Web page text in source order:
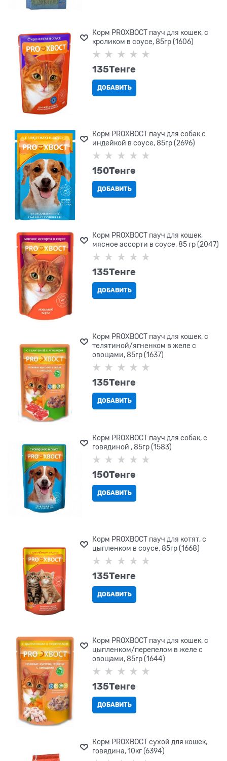
Корм PROХВОСТ пауч для кошек, с
кроликом в соусе, 85гр (1606)
135Tенге
ДОБАВИТЬ
Корм PROХВОСТ пауч для собак с
индейкой в соусе, 85гр (2696)
150Tенге
ДОБАВИТЬ
Корм PROХВОСТ пауч для кошек,
мясное ассорти в соусе, 85 гр (2047)
135Tенге
ДОБАВИТЬ
Корм PROХВОСТ пауч для кошек, с
телятиной/ягненком в желе с
овощами, 85гр (1637)
135Tенге
ДОБАВИТЬ
Корм PROХВОСТ пауч для собак, с
говядиной , 85гр (1583)
150Tенге
ДОБАВИТЬ
Корм PROХВОСТ пауч для котят, с
цыпленком в соусе, 85гр (1668)
135Tенге
ДОБАВИТЬ
Корм PROХВОСТ пауч для кошек, с
цыпленком/перепелом в желе с
овощами, 85гр (1644)
135Tенге
ДОБАВИТЬ
Корм PROХВОСТ сухой для кошек,
говядина, 10кг (6394)